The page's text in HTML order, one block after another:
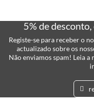
5% de
Registe-se para receber o
actualizado sobre os
Não enviamos spam! Leia